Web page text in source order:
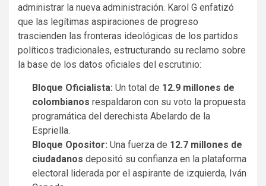
administrar la nueva administración. Karol G enfatizó
que las legítimas aspiraciones de progreso
trascienden las fronteras ideológicas de los partidos
políticos tradicionales, estructurando su reclamo sobre
la base de los datos oficiales del escrutinio:
Bloque Oficialista: Un total de 12.9 millones de
colombianos respaldaron con su voto la propuesta
programática del derechista Abelardo de la
Espriella.
Bloque Opositor: Una fuerza de 12.7 millones de
ciudadanos depositó su confianza en la plataforma
electoral liderada por el aspirante de izquierda, Iván